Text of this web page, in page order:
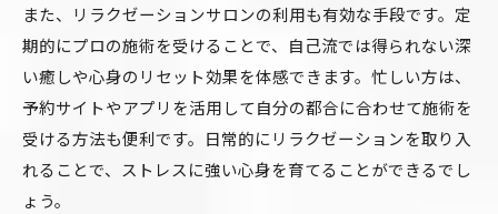
ント
リラクゼーション利用前に確認すべき注意点
リラクゼーションで安全に癒されるためのコツ
また、リラクゼーションサロンの利用も有効な手段です。定
期的にプロの施術を受けることで、自己流では得られない深
い癒しや心身のリセット効果を体感できます。忙しい方は、
予約サイトやアプリを活用して自分の都合に合わせて施術を
受ける方法も便利です。日常的にリラクゼーションを取り入
れることで、ストレスに強い心身を育てることができるでし
ょう。